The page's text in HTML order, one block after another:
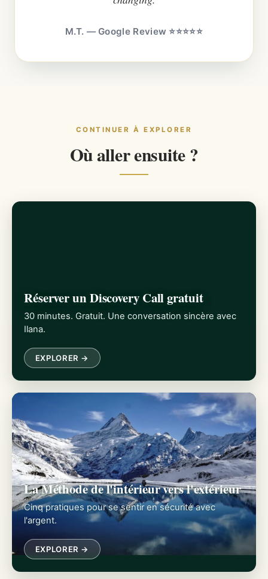
M.T. — Google Review ⭐⭐⭐⭐⭐
CONTINUER À EXPLORER
Où aller ensuite ?
Réserver un Discovery Call gratuit
30 minutes. Gratuit. Une conversation sincère avec
Ilana.
EXPLORER →
La Méthode de l'intérieur vers l'extérieur
Cinq pratiques pour se sentir en sécurité avec
l'argent.
EXPLORER →